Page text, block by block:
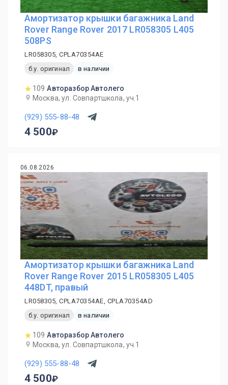
Амортизатор крышки багажника Land
Rover Range Rover 2017 LR058305 L405
508PS
LR058305, CPLA70354AE
б.у. оригинал
в наличии
109 Авторазбор Автолего
Москва, ул. Совпартшкола, уч.1
(929) 555-88-48
4 500
06.08.2026
Амортизатор крышки багажника Land
Rover Range Rover 2015 LR058305 L405
448DT, правый
LR058305, CPLA70354AE, CPLA70354AD
б.у. оригинал
в наличии
109 Авторазбор Автолего
Москва, ул. Совпартшкола, уч.1
(929) 555-88-48
4 500